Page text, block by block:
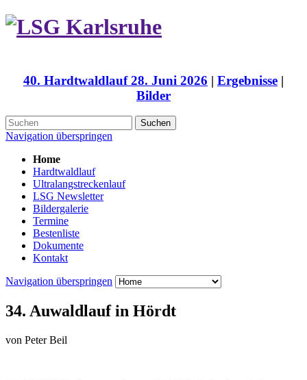
40. Hardtwaldlauf 28. Juni 2026 | Ergebnisse |
Bilder
Suchen
Navigation überspringen
Home
Hardtwaldlauf
Ultralangstreckenlauf
LSG Newsletter
Bildergalerie
Termine
Bestenliste
Dokumente
Kontakt
Navigation überspringen
34. Auwaldlauf in Hördt
von Peter Beil